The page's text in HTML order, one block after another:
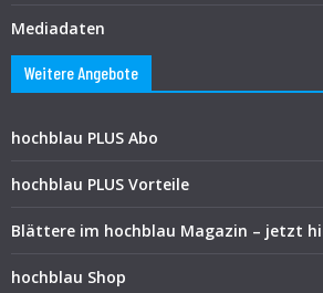
Mediadaten
Weitere Angebote
hochblau PLUS Abo
hochblau PLUS Vorteile
Blättere im hochblau Magazin – jetzt
hochblau Shop